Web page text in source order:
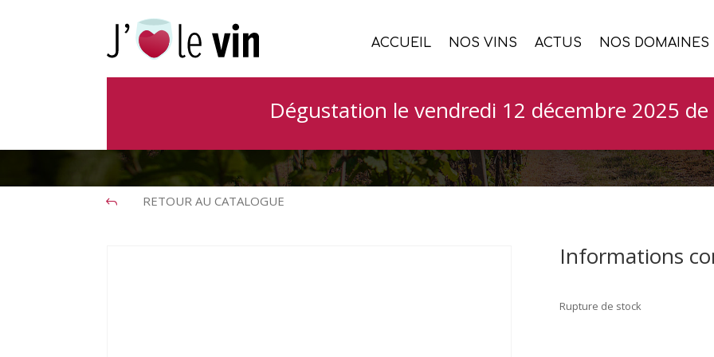
ACCUEIL NOS VINS ACTUS NOS DOMAINES
Dégustation le vendredi 12 décembre 2025 de
Vins offerts en dégustation
J RETOUR AU CATALOGUE
Informations
Rupture de stock